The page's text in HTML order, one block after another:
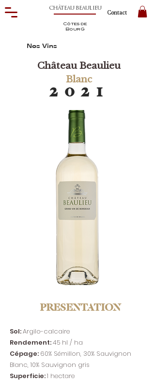
CHÂTEAU BEAULIEU
Contact
Côtes de
BourG
Nos Vins
Château Beaulieu
Blanc
2
2 0 1
PRESENTATION
Sol:Argilo-calcaire
Rendement:45 hl / ha
Cépage: 60% Sémillon, 30% Sauvignon
Blanc, 10% Sauvignon gris
Superficie:1 hectare